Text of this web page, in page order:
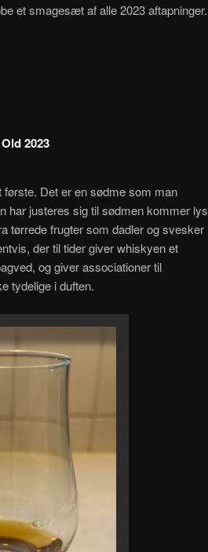
et smagesæt af alle 2023 aftapninger.
2023
Det er en sødme som man
har justeres sig til sødmen kommer lys
tørrede frugter som dadler og svesker
der til tider giver whiskyen et
og giver associationer til
tydelige i duften.